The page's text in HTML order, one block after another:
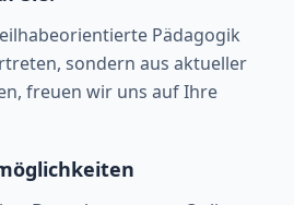
Pädagogik
sondern aus aktueller
freuen wir uns auf Ihre